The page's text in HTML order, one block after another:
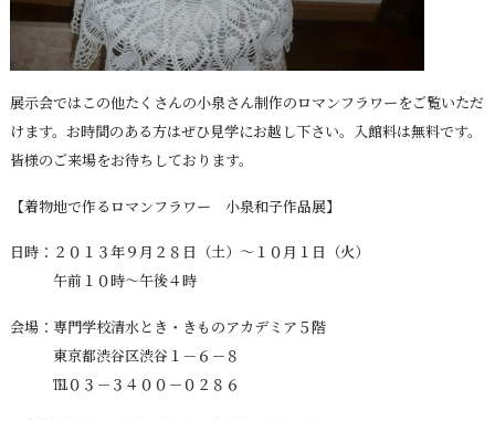
展示会ではこの他たくさんの小泉さん制作のロマンフラワーをご覧いただ
けます。お時間のある方はぜひ見学にお越し下さい。入館料は無料です。
皆様のご来場をお待ちしております。
【着物地で作るロマンフラワー 小泉和子作品展】
日時：２０１３年９月２８日（土）～１０月１日（火）
午前１０時～午後４時
会場：専門学校清水とき・きものアカデミア５階
東京都渋谷区渋谷１－６－８
℡０３－３４００－０２８６